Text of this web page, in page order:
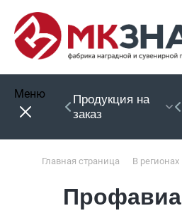
Меню
Продукция на
заказ
Главная страница В регионах
Профавиа